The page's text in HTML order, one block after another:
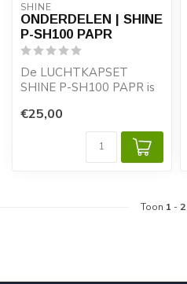
SHINE
ONDERDELEN | SHINE
P-SH100 PAPR
De LUCHTKAPSET
SHINE P-SH100 PAPR is
op uw comfort en gara...
€25,00
Toon 1 - 2